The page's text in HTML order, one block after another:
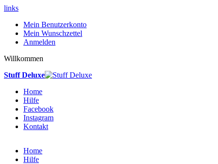
links
Mein Benutzerkonto
Mein Wunschzettel
Anmelden
Willkommen
Stuff Deluxe
Home
Hilfe
Facebook
Instagram
Kontakt
Home
Hilfe